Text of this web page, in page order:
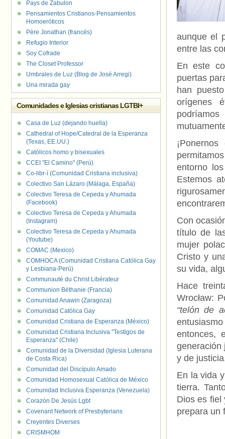
aunque el
entre las
En este
puertas
han
orígenes
entorno
Estemos
Con
título de
mujer
Cristo y
su vida,
Hace
Wrocław:
“telón de
entonces,
generación
y de
En la vida
tierra.
Dios es fiel
prepara un
Pays de Zabulon
Pensamientos Cristianos-Pensamientos
Homoeróticos
Père Jonathan (francés)
Refugio Interior
Soy Cofrade
The Closet Professor
Umbrales de Luz (Blog de José Arregi)
Una mirada gay
Comunidades e Iglesias cristianas LGTBI+
Casa de Luz (dejando huella)
Cathedral of Hope/Catedral de la Esperanza
(Texas, EE.UU.)
Católicos homo y bisexuales
CCEI "El Camino" (Perú)
Co-libr-í (Comunidad Cristiana inclusiva)
Colectivo San Lázaro (Málaga, España)
Colectivo Teresa de Cepeda y Ahumada
(Facebook)
Colectivo Teresa de Cepeda y Ahumada
(Instagram)
Colectivo Teresa de Cepeda y Ahumada
(Youtube)
COMAC (Mexico)
COMHOCA (Comunidad Cristiana Católica Gay
y Lesbiana-Perú)
Communauté du Christ Libérateur
Communion Béthanie (Francia)
Comunidad Anawin (Zaragoza)
Comunidad Católica Gay
Comunidad Cristiana de Esperanza (México)
Comunidad Cristiana Inclusiva "Testigos de
Esperanza" (Chile)
Comunidad de la Diversidad (Iglesia Luterana
de Costa Rica)
Comunidad del Discípulo Amado
Comunidad Homosexual Católica de México
Comunidad Inclusiva Esperanza (Venezuela)
Corazón De Jesús Lgbt
Covenant Network of Presbyterians
Creyentes Diverses
CRISMHOM